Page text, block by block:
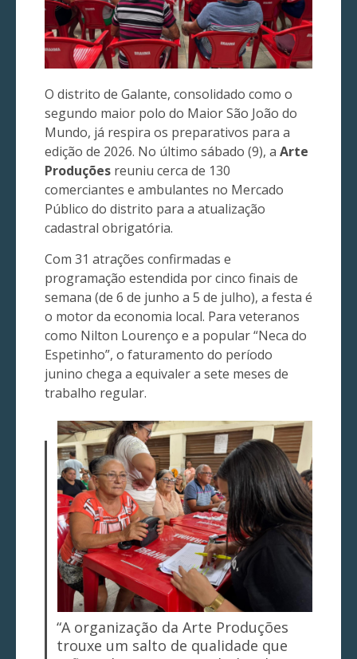
O distrito de Galante, consolidado como o
segundo maior polo do Maior São João do
Mundo, já respira os preparativos para a
edição de 2026. No último sábado (9), a Arte
Produções reuniu cerca de 130
comerciantes e ambulantes no Mercado
Público do distrito para a atualização
cadastral obrigatória.
Com 31 atrações confirmadas e
programação estendida por cinco finais de
semana (de 6 de junho a 5 de julho), a festa é
o motor da economia local. Para veteranos
como Nilton Lourenço e a popular “Neca do
Espetinho”, o faturamento do período
junino chega a equivaler a sete meses de
trabalho regular.
“A organização da Arte Produções
trouxe um salto de qualidade que